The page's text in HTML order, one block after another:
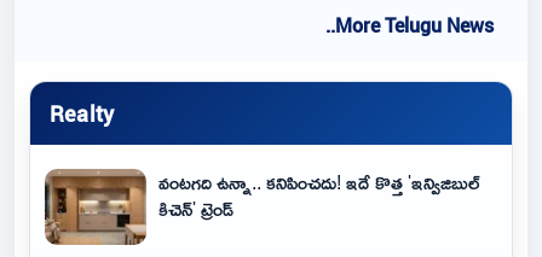
..More Telugu News
Realty
వంటగది ఉన్నా.. కనిపించదు! ఇదే కొత్త 'ఇన్విజిబుల్
కిచెన్' ట్రెండ్